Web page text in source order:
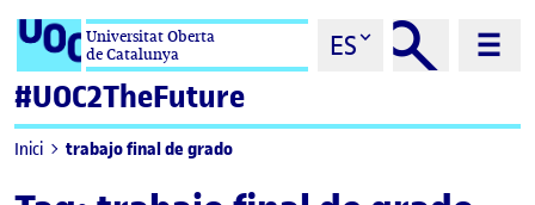
Saltar al contenidoUniversitat Oberta
de Catalunya
ES
#UOC2TheFuture
Inici trabajo final de grado